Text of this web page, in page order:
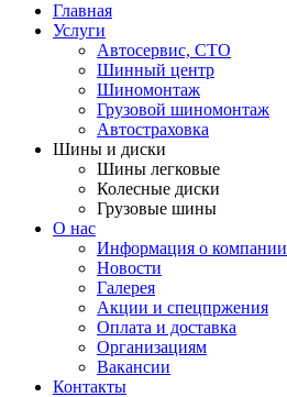
Главная
Услуги
Автосервис, СТО
Шинный центр
Шиномонтаж
Грузовой шиномонтаж
Автостраховка
Шины и диски
Шины легковые
Колесные диски
Грузовые шины
О нас
Информация о компании
Новости
Галерея
Акции и спецпржения
Оплата и доставка
Организациям
Вакансии
Контакты